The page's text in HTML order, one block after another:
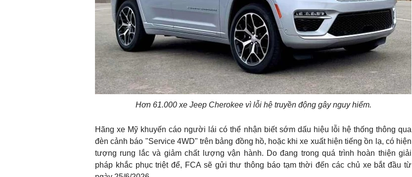
Hơn 61.000 xe Jeep Cherokee vì lỗi hệ truyền động gây nguy hiểm.
Hãng xe Mỹ khuyến cáo người lái có thể nhận biết sớm dấu hiệu lỗi hệ thống thông qua
đèn cảnh báo "Service 4WD" trên bảng đồng hồ, hoặc khi xe xuất hiện tiếng ồn lạ, có hiện
tượng rung lắc và giảm chất lượng vận hành. Do đang trong quá trình hoàn thiện giải
pháp khắc phục triệt để, FCA sẽ gửi thư thông báo tạm thời đến các chủ xe bắt đầu từ